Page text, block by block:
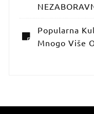
Popularna
Mnogo Više